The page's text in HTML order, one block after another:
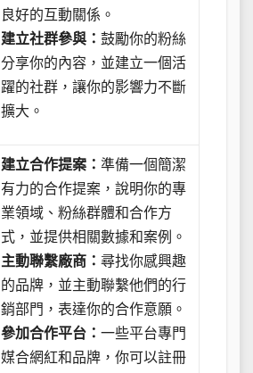
良好的互動關係。
建立社群參與：鼓勵你的粉絲
分享你的內容，並建立一個活
躍的社群，讓你的影響力不斷
擴大。
建立合作提案：準備一個簡潔
有力的合作提案，說明你的專
業領域、粉絲群體和合作方
式，並提供相關數據和案例。
主動聯繫廠商：尋找你感興趣
的品牌，並主動聯繫他們的行
銷部門，表達你的合作意願。
參加合作平台：一些平台專門
媒合網紅和品牌，你可以註冊